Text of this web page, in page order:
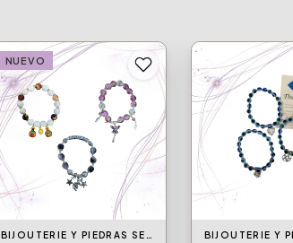
NUEVO
BIJOUTERIE Y PIEDRAS SEMIPRECIOSAS